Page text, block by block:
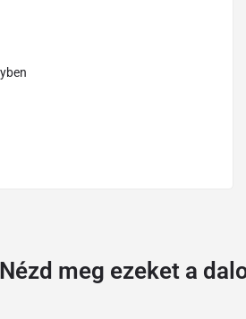
Nézd meg ezeket a